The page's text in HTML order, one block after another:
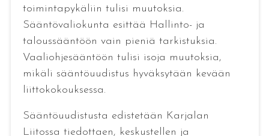
toimintapykäliin tulisi muutoksia.
Sääntövaliokunta esittää Hallinto- ja
taloussääntöön vain pieniä tarkistuksia.
Vaaliohjesääntöön tulisi isoja muutoksia,
mikäli sääntöuudistus hyväksytään kevään
liittokokouksessa.
Sääntöuudistusta edistetään Karjalan
Liitossa tiedottaen, keskustellen ja